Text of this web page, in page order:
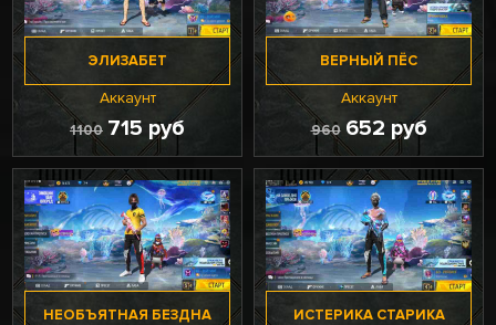
ЭЛИЗАБЕТ
Аккаунт
1100 715 руб
ВЕРНЫЙ ПЁС
Аккаунт
960 652 руб
НЕОБЪЯТНАЯ БЕЗДНА ИСТЕРИКА СТАРИКА